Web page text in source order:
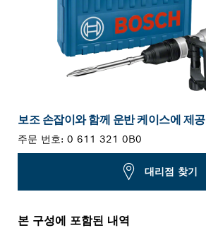
보조 손잡이와 함께 운반 케이스에 제공
주문 번호: 0 611 321 0B0
대리점 찾기
본 구성에 포함된 내역